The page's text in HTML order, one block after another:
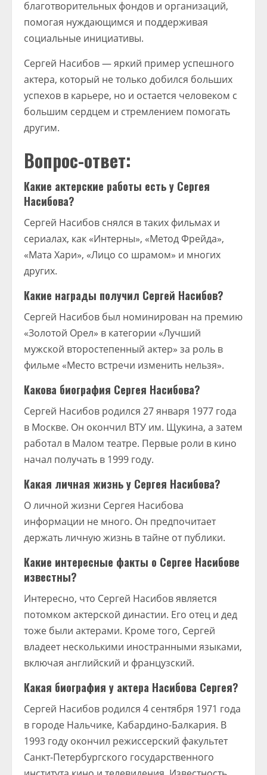
благотворительных фондов и организаций,
помогая нуждающимся и поддерживая
социальные инициативы.
Сергей Насибов — яркий пример успешного
актера, который не только добился больших
успехов в карьере, но и остается человеком с
большим сердцем и стремлением помогать
другим.
Вопрос-ответ:
Какие актерские работы есть у Сергея
Насибова?
Сергей Насибов снялся в таких фильмах и
сериалах, как «Интерны», «Метод Фрейда»,
«Мата Хари», «Лицо со шрамом» и многих
других.
Какие награды получил Сергей Насибов?
Сергей Насибов был номинирован на премию
«Золотой Орел» в категории «Лучший
мужской второстепенный актер» за роль в
фильме «Место встречи изменить нельзя».
Какова биография Сергея Насибова?
Сергей Насибов родился 27 января 1977 года
в Москве. Он окончил ВТУ им. Щукина, а затем
работал в Малом театре. Первые роли в кино
начал получать в 1999 году.
Какая личная жизнь у Сергея Насибова?
О личной жизни Сергея Насибова
информации не много. Он предпочитает
держать личную жизнь в тайне от публики.
Какие интересные факты о Сергее Насибове
известны?
Интересно, что Сергей Насибов является
потомком актерской династии. Его отец и дед
тоже были актерами. Кроме того, Сергей
владеет несколькими иностранными языками,
включая английский и французский.
Какая биография у актера Насибова Сергея?
Сергей Насибов родился 4 сентября 1971 года
в городе Нальчике, Кабардино-Балкария. В
1993 году окончил режиссерский факультет
Санкт-Петербургского государственного